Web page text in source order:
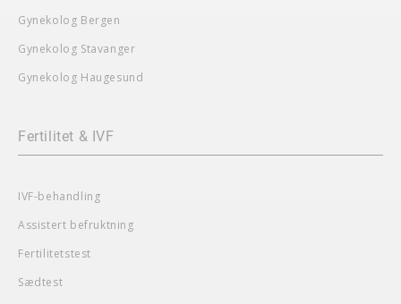
Gynekolog Bergen
Gynekolog Stavanger
Gynekolog Haugesund
Fertilitet & IVF
IVF-behandling
Assistert befruktning
Fertilitetstest
Sædtest